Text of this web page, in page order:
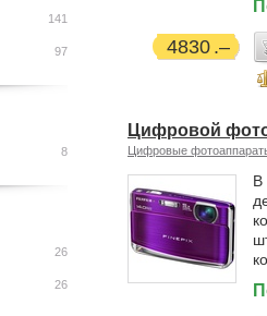
4830
Цифровой
Цифровые
В
141
97
8
26
26